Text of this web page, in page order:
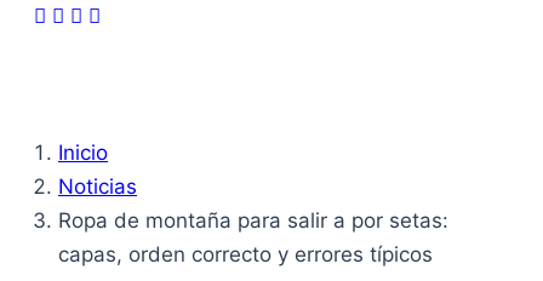
Inicio
Noticias
Ropa de montaña para salir a por setas:
capas, orden correcto y errores típicos